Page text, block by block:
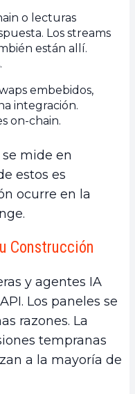
o lecturas
Los streams
están allí.
embebidos,
integración.
on-chain.
mide en
estos es
ocurre en la
Construcción
y agentes IA
Los paneles se
razones. La
tempranas
a la mayoría de